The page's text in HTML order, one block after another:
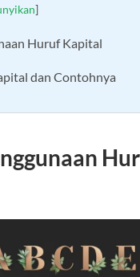
]
Huruf Kapital
dan Contohnya